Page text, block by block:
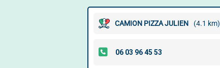
CAMION PIZZA JULIEN (4.1 km)